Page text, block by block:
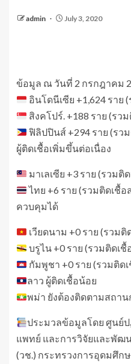
admin July 3, 2020
ข้อมูล ณ วันที่ 2 กรกฎาคม
อินโดนีเซีย +1,624 ราย
สิงคโปร์. +188 ราย (รว
ฟิลิปปินส์ +294 ราย (รว
ผู้ติดเชื้อเพิ่มขึ้นต่อเนื่อง
มาเลเซีย +3 ราย (รวมติ
ไทย +6 ราย (รวมติดเชื้
ควบคุมได้
เวียดนาม +0 ราย (รวมติ
บรูไน +0 ราย (รวมติดเชื้
กัมพูชา +0 ราย (รวมติด
ลาว ผู้ติดเชื้อน้อย
พม่า ยังต้องติดตามสถา
ประมวลข้อมูลโดย ศูนย์
แพทย์ และการวิจัยและพัฒ
(วช.) กระทรวงการอุดมศึก